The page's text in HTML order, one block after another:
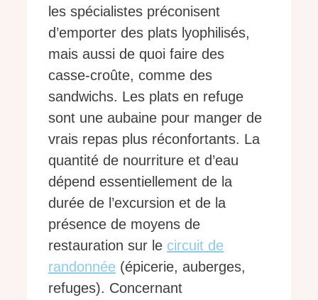
les spécialistes préconisent
d’emporter des plats lyophilisés,
mais aussi de quoi faire des
casse-croûte, comme des
sandwichs. Les plats en refuge
sont une aubaine pour manger de
vrais repas plus réconfortants. La
quantité de nourriture et d’eau
dépend essentiellement de la
durée de l’excursion et de la
présence de moyens de
restauration sur le circuit de
randonnée (épicerie, auberges,
refuges). Concernant